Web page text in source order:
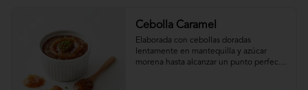
Cebolla Caramel
Elaborada con cebollas doradas
lentamente en mantequilla y azúcar
morena hasta alcanzar un punto perfecto